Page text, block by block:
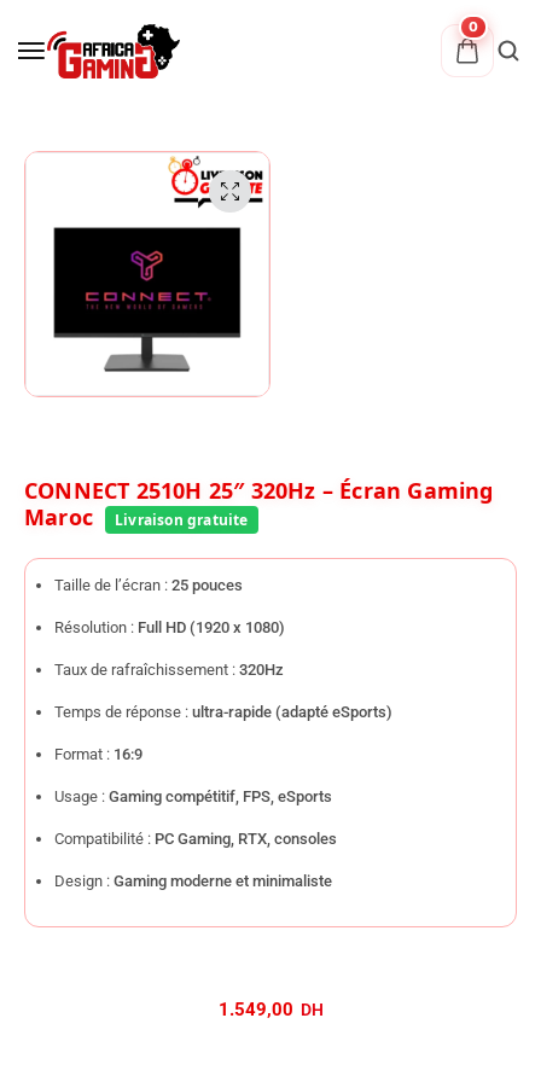
0
CONNECT 2510H 25″ 320Hz – Écran Gaming
Maroc
Taille de l’écran : 25 pouces
Résolution : Full HD (1920 x 1080)
Taux de rafraîchissement : 320Hz
Temps de réponse : ultra-rapide (adapté eSports)
Format : 16:9
Usage : Gaming compétitif, FPS, eSports
Compatibilité : PC Gaming, RTX, consoles
Design : Gaming moderne et minimaliste